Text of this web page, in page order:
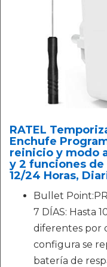
RATEL
Enchufe
reinicio y modo
y 2 funciones de
12/24 Horas,
Bullet
7 DÍAS: Hasta
diferentes por
configura se
batería de